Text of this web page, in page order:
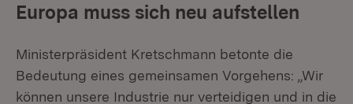
Europa muss sich neu aufstellen
Ministerpräsident Kretschmann betonte die
Bedeutung eines gemeinsamen Vorgehens: „Wir
können unsere Industrie nur verteidigen und in die